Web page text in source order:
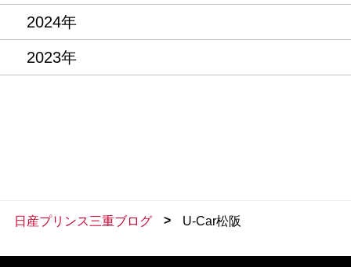
2024年
2023年
日産プリンス三重ブログ > U-Car松阪